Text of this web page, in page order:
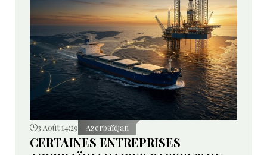
3 Août 14:29 Azerbaïdjan
CERTAINES ENTREPRISES